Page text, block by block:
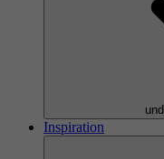
Inspiration